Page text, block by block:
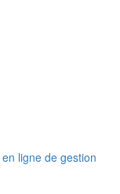
ligne de gestion